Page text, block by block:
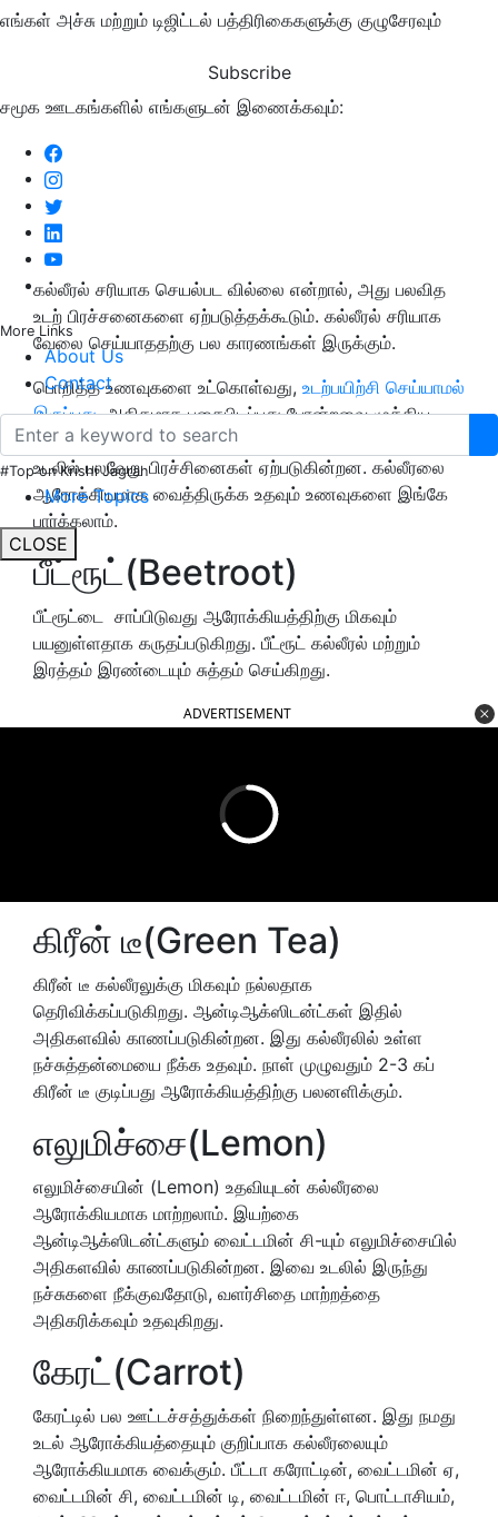
எங்கள் அச்சு மற்றும் டிஜிட்டல் பத்திரிகைகளுக்கு குழுசேரவும்
Subscribe
சமூக ஊடகங்களில் எங்களுடன் இணைக்கவும்:
More Links
About Us
Contact
#Top on Krishi Jagran
More Topics
CLOSE
கல்லீரல் சரியாக செயல்பட வில்லை என்றால், அது பலவித
உடற் பிரச்சனைகளை ஏற்படுத்தக்கூடும். கல்லீரல் சரியாக
வேலை செய்யாததற்கு பல காரணங்கள் இருக்கும்.
பொறித்த உணவுகளை உட்கொள்வது, உடற்பயிற்சி செய்யாமல்
இருப்பது, அதிகமாக புகைபிடிப்பது போன்றவை முக்கிய
காரணிகளாக உள்ளன. கல்லீரல் செயலிழப்பு காரணமாக,
உடலில் பலவேறு பிரச்சினைகள் ஏற்படுகின்றன. கல்லீரலை
ஆரோக்கியமாக வைத்திருக்க உதவும் உணவுகளை இங்கே
பார்க்கலாம்.
பீட்ரூட்(Beetroot)
பீட்ரூட்டை சாப்பிடுவது ஆரோக்கியத்திற்கு மிகவும்
பயனுள்ளதாக கருதப்படுகிறது. பீட்ரூட் கல்லீரல் மற்றும்
இரத்தம் இரண்டையும் சுத்தம் செய்கிறது.
ADVERTISEMENT
கிரீன் டீ(Green Tea)
கிரீன் டீ கல்லீரலுக்கு மிகவும் நல்லதாக
தெரிவிக்கப்படுகிறது. ஆன்டிஆக்ஸிடன்ட்கள் இதில்
அதிகளவில் காணப்படுகின்றன. இது கல்லீரலில் உள்ள
நச்சுத்தன்மையை நீக்க உதவும். நாள் முழுவதும் 2-3 கப்
கிரீன் டீ குடிப்பது ஆரோக்கியத்திற்கு பலனளிக்கும்.
எலுமிச்சை(Lemon)
எலுமிச்சையின் (Lemon) உதவியுடன் கல்லீரலை
ஆரோக்கியமாக மாற்றலாம். இயற்கை
ஆன்டிஆக்ஸிடன்ட்களும் வைட்டமின் சி-யும் எலுமிச்சையில்
அதிகளவில் காணப்படுகின்றன. இவை உடலில் இருந்து
நச்சுகளை நீக்குவதோடு, வளர்சிதை மாற்றத்தை
அதிகரிக்கவும் உதவுகிறது.
கேரட்(Carrot)
கேரட்டில் பல ஊட்டச்சத்துக்கள் நிறைந்துள்ளன. இது நமது
உடல் ஆரோக்கியத்தையும் குறிப்பாக கல்லீரலையும்
ஆரோக்கியமாக வைக்கும். பீட்டா கரோட்டின், வைட்டமின் ஏ,
வைட்டமின் சி, வைட்டமின் டி, வைட்டமின் ஈ, பொட்டாசியம்,